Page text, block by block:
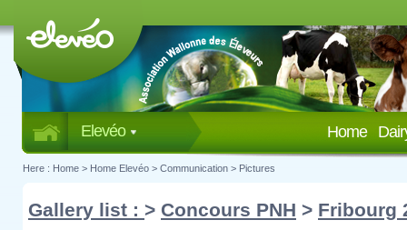
Elevéo Home
Here : Home > Home Elevéo > Communication > Pictures
Gallery list : > Concours PNH > Fribourg